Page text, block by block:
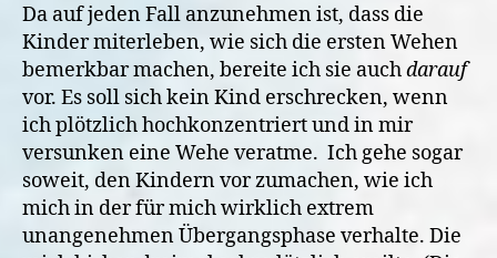
Da auf jeden Fall anzunehmen ist, dass die
Kinder miterleben, wie sich die ersten Wehen
bemerkbar machen, bereite ich sie auchdarauf
vor. Es soll sich kein Kind erschrecken, wenn
ich plötzlich hochkonzentriert und in mir
versunken eine Wehe veratme. Ich gehe sogar
soweit, den Kindern vor zumachen, wie ich
mich in der für mich wirklich extrem
unangenehmen Übergangsphase verhalte. Die